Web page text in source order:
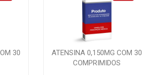
30
ATENSINA 0,150MG COM 30
COMPRIMIDOS